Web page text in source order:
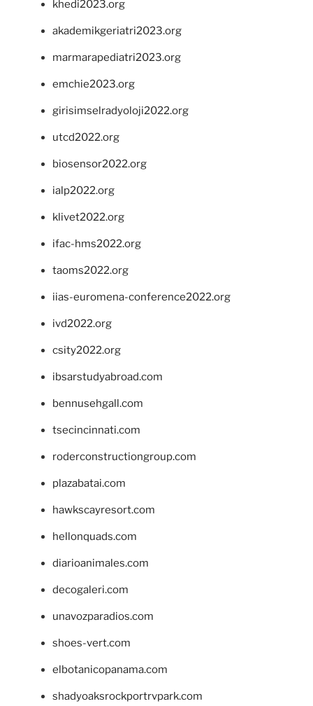
khedi2023.org
akademikgeriatri2023.org
marmarapediatri2023.org
emchie2023.org
girisimselradyoloji2022.org
utcd2022.org
biosensor2022.org
ialp2022.org
klivet2022.org
ifac-hms2022.org
taoms2022.org
iias-euromena-conference2022.org
ivd2022.org
csity2022.org
ibsarstudyabroad.com
bennusehgall.com
tsecincinnati.com
roderconstructiongroup.com
plazabatai.com
hawkscayresort.com
hellonquads.com
diarioanimales.com
decogaleri.com
unavozparadios.com
shoes-vert.com
elbotanicopanama.com
shadyoaksrockportrvpark.com